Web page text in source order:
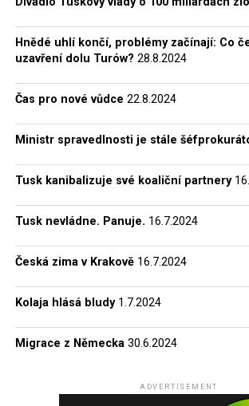
kontrarozvědky (Główny Zarząd
Polskiego – Wojskowa Służba
Sztabu Generalnego WP – Zarząd II
WP).
Kromě toho se do archivů IPN dostaly
které se týkají polského ozbrojeného
protikomunistického odboje a tzv.
jež v Polské lidové republice existovala
Tyto dokumenty mají zcela unikátní
bezpečnost při operativní a výzvědné
těmto archiváliím (jedná se o více než
dokumentovat zločiny tohoto režimu a
formulovat hodnocení období let
Se značnou jistotou můžeme říci, že
nejtragičtější období komunistické vlády
Hnědé uhlí končí, problémy začínají: Co
uzavření dolu Turów? 28.8.2024
Čas pro nové vůdce 22.8.2024
Ministr spravedlnosti je stále
Tusk kanibalizuje své koaliční partnery
Tusk nevládne. Panuje. 16.7.2024
Česká zima v Krakově 16.7.2024
Kolaja hlásá bludy 1.7.2024
Migrace z Německa 30.6.2024
ADVERTISEMENT